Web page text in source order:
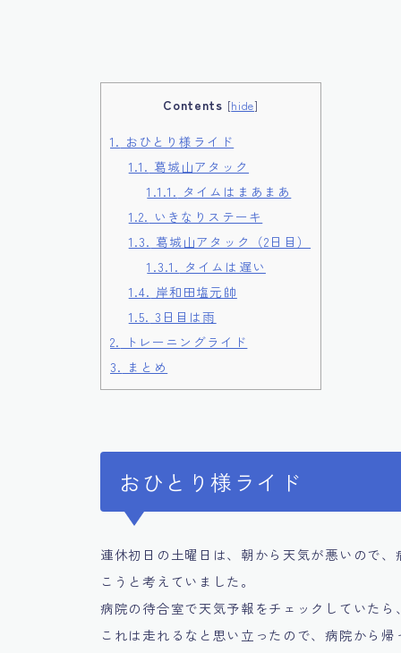
Contents [hide]
1. おひとり様ライド
1.1. 葛城山アタック
1.1.1. タイムはまあまあ
1.2. いきなりステーキ
1.3. 葛城山アタック（2日目）
1.3.1. タイムは遅い
1.4. 岸和田塩元帥
1.5. 3日目は雨
2.
トレーニングライド
3. まとめ
おひとり様ライド
連休初日の土曜日は、朝から天気が悪いので
こうと考えていました。
病院の待合室で天気予報をチェックしていたら
これは走れるなと思い立ったので、病院から帰